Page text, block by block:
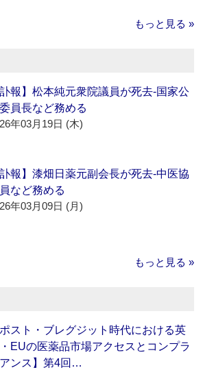
もっと見る »
訃報】松本純元衆院議員が死去‐国家公
員長など務める
年03月19日 (木)
訃報】漆畑日薬元副会長が死去‐中医協
など務める
年03月09日 (月)
もっと見る »
ポスト・ブレグジット時代における英
EUの医薬品市場アクセスとコンプラ
ンス】第4回…